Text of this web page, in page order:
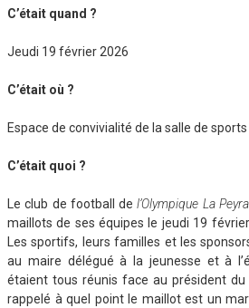
C’était quand ?
Jeudi 19 février 2026
C’était où ?
Espace de convivialité de la salle de
C’était quoi ?
Le club de football del’Olympique La
maillots de ses équipes le jeudi 19
Les sportifs, leurs familles et les
au maire délégué à la jeunesse et à
étaient tous réunis face au président du
rappelé à quel point le maillot est un